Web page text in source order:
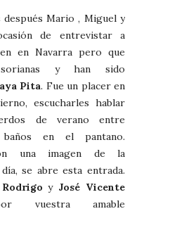
después Mario , Miguel y
de entrevistar a
en Navarra pero que
y han sido
Pita. Fue un placer en
escucharles hablar
de verano entre
en el pantano.
una imagen de la
se abre esta entrada.
y José Vicente
vuestra amable